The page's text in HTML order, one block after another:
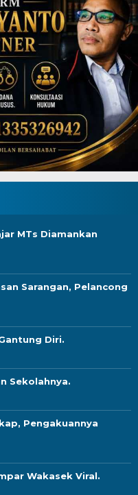
MTs Diamankan
Sarangan, Pelancong
Diri.
Sekolahnya.
Pengakuannya
Wakasek Viral.